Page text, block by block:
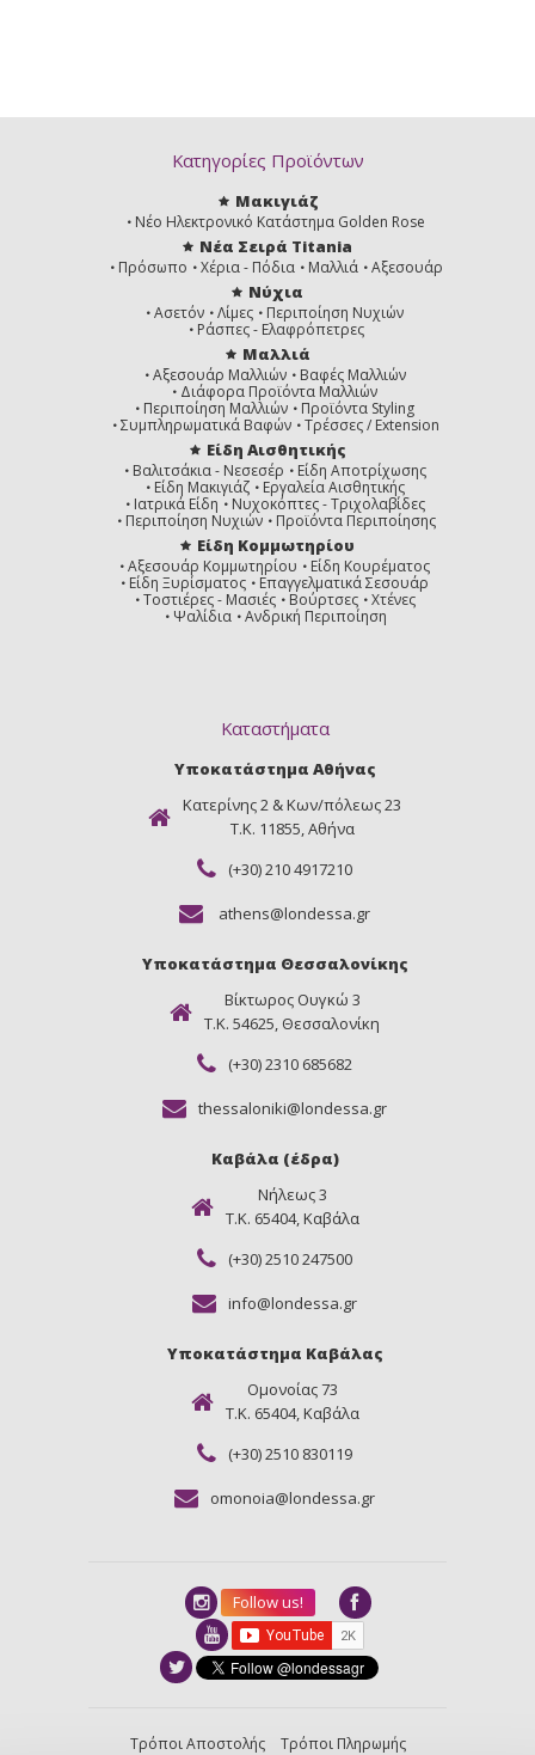
Κατηγορίες Προϊόντων
Μακιγιάζ
Νέο Ηλεκτρονικό Κατάστημα Golden Rose
Νέα Σειρά Titania
Πρόσωπο Χέρια - Πόδια Μαλλιά Αξεσουάρ
Νύχια
Ασετόν Λίμες
Περιποίηση Νυχιών
Ράσπες - Ελαφρόπετρες
Μαλλιά
Αξεσουάρ Μαλλιών
Βαφές Μαλλιών
Διάφορα Προϊόντα Μαλλιών
Περιποίηση Μαλλιών
Προϊόντα Styling
Συμπληρωματικά Βαφών
Τρέσσες / Extension
Είδη Αισθητικής
Βαλιτσάκια - Νεσεσέρ
Είδη Αποτρίχωσης
Είδη Μακιγιάζ
Εργαλεία Αισθητικής
Ιατρικά Είδη
Νυχοκόπτες - Τριχολαβίδες
Περιποίηση Νυχιών
Προϊόντα Περιποίησης
Είδη Κομμωτηρίου
Αξεσουάρ Κομμωτηρίου
Είδη Κουρέματος
Είδη Ξυρίσματος
Επαγγελματικά Σεσουάρ
Τοστιέρες - Μασιές
Βούρτσες
Χτένες
Ψαλίδια
Ανδρική Περιποίηση
Καταστήματα
Υποκατάστημα Αθήνας
Κατερίνης 2 & Κων/πόλεως 23
Τ.Κ. 11855, Αθήνα
(+30) 210 4917210
athens@londessa.gr
Υποκατάστημα Θεσσαλονίκης
Βίκτωρος Ουγκώ 3
Τ.Κ. 54625, Θεσσαλονίκη
(+30) 2310 685682
thessaloniki@londessa.gr
Καβάλα (έδρα)
Νήλεως 3
Τ.Κ. 65404, Καβάλα
(+30) 2510 247500
info@londessa.gr
Υποκατάστημα Καβάλας
Ομονοίας 73
Τ.Κ. 65404, Καβάλα
(+30) 2510 830119
omonoia@londessa.gr
Follow us!
Τρόποι Αποστολής Τρόποι Πληρωμής